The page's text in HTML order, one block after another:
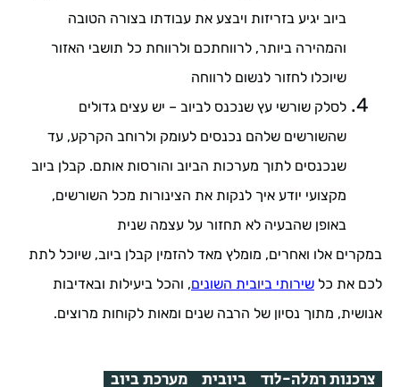
ביוב יגיע בזריזות ויבצע את עבודתו בצורה הטובה
והמהירה ביותר, לרווחתכם ולרווחת כל תושבי האזור
שיוכלו לחזור לנשום לרווחה
לסלק שורשי עץ שנכנס לביוב – יש עצים גדולים
שהשורשים שלהם נכנסים לעומק ולרוחב הקרקע, עד
שנכנסים לתוך מערכות הביוב והורסות אותם. קבלן ביוב
מקצועי יודע איך לנקות את הצינורות מכל השורשים,
באופן שהבעיה לא תחזור על עצמה שנית
במקרים אלו ואחרים, מומלץ מאד להזמין קבלן ביוב, שיוכל לתת
לכם את כל שירותי ביובית השונים, והכל ביעילות ובאדיבות
אנושית, מתוך נסיון של הרבה שנים ומאות לקוחות מרוצים.
צרכנות רמלה-לוד ביובית מערכת ביוב